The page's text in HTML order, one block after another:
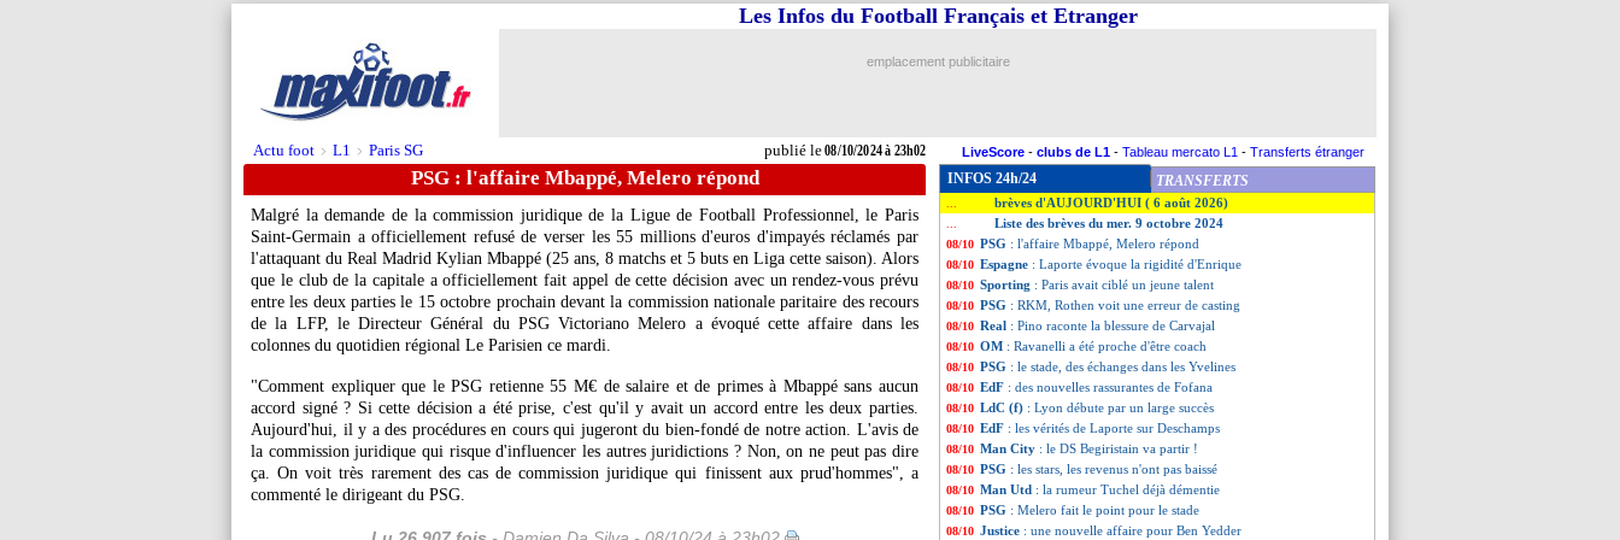
Actu foot > L1 > Paris SG publié le08/10/2024 à 23h02
Les Infos du Football Français et Etranger
emplacement publicitaire
LiveScore - clubs de L1 - Tableau mercato L1 - Transferts étranger
PSG : l'affaire Mbappé, Melero répond
Malgré la demande de la commission juridique de la Ligue de Football Professionnel, le Paris
Saint-Germain a officiellement refusé de verser les 55 millions d'euros d'impayés réclamés par
l'attaquant du Real Madrid Kylian Mbappé (25 ans, 8 matchs et 5 buts en Liga cette saison). Alors
que le club de la capitale a officiellement fait appel de cette décision avec un rendez-vous prévu
entre les deux parties le 15 octobre prochain devant la commission nationale paritaire des recours
de la LFP, le Directeur Général du PSG Victoriano Melero a évoqué cette affaire dans les
colonnes du quotidien régional Le Parisien ce mardi.
"Comment expliquer que le PSG retienne 55 M€ de salaire et de primes à Mbappé sans aucun
accord signé ? Si cette décision a été prise, c'est qu'il y avait un accord entre les deux parties.
Aujourd'hui, il y a des procédures en cours qui jugeront du bien-fondé de notre action. L'avis de
la commission juridique qui risque d'influencer les autres juridictions ? Non, on ne peut pas dire
ça. On voit très rarement des cas de commission juridique qui finissent aux prud'hommes", a
commenté le dirigeant du PSG.
INFOS 24h/24 TRANSFERTS
brèves d'AUJOURD'HUI ( 6 août 2026)
Liste des brèves du mer. 9 octobre 2024
08/10 PSG : l'affaire Mbappé, Melero répond
08/10 Espagne : Laporte évoque la rigidité d'Enrique
08/10 Sporting : Paris avait ciblé un jeune talent
08/10 PSG : RKM, Rothen voit une erreur de casting
08/10 Real : Pino raconte la blessure de Carvajal
08/10 OM : Ravanelli a été proche d'être coach
08/10 PSG : le stade, des échanges dans les Yvelines
08/10 EdF : des nouvelles rassurantes de Fofana
08/10 LdC (f) : Lyon débute par un large succès
08/10 EdF : les vérités de Laporte sur Deschamps
08/10 Man City : le DS Begiristain va partir !
08/10 PSG : les stars, les revenus n'ont pas baissé
08/10 Man Utd : la rumeur Tuchel déjà démentie
08/10 PSG : Melero fait le point pour le stade
08/10 Justice : une nouvelle affaire pour Ben Yedder